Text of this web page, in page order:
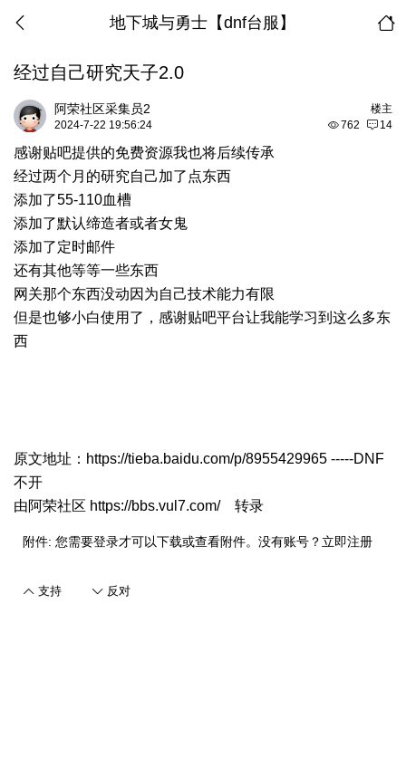
地下城与勇士【dnf台服】
经过自己研究天子2.0
楼主
阿荣社区采集员2
762 14
2024-7-22 19:56:24
感谢贴吧提供的免费资源我也将后续传承
经过两个月的研究自己加了点东西
添加了55-110血槽
添加了默认缔造者或者女鬼
添加了定时邮件
还有其他等等一些东西
网关那个东西没动因为自己技术能力有限
但是也够小白使用了，感谢贴吧平台让我能学习到这么多东
西
原文地址： https://tieba.baidu.com/p/8955429965 -----DNF
不开
由阿荣社区 https://bbs.vul7.com/ 转录
附件: 您需要登录才可以下载或查看附件。没有账号？ 立即注册
支持 反对